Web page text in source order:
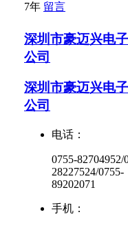
7年 留言
深圳市豪迈兴电
公司
深圳市豪迈兴电
公司
电话：
0755-82704952/
28227524/0755-
89202071
手机：